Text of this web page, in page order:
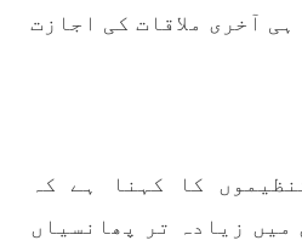
بلوچ ، فرزانہ بلوچ،
بلوچستان
ہی آخری ملاقات کی اجازت
کا کہنا ہے کہ
میں زیادہ تر پھانسیاں